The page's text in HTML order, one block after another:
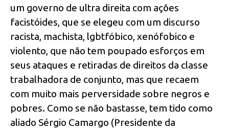
um governo de ultra direita com ações
facistóides, que se elegeu com um discurso
racista, machista, lgbtfóbico, xenófobico e
violento, que não tem poupado esforços em
seus ataques e retiradas de direitos da classe
trabalhadora de conjunto, mas que recaem
com muito mais perversidade sobre negros e
pobres. Como se não bastasse, tem tido como
aliado Sérgio Camargo (Presidente da